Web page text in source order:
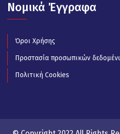
Νομικά Έγγραφα
Όροι Χρήσης
Προστασία προσωπικών
Πολιτική Cookies